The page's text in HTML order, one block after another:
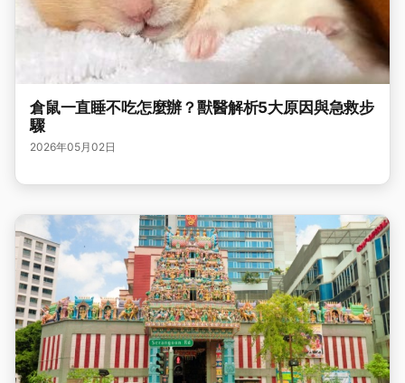
倉鼠一直睡不吃怎麼辦？獸醫解析5大原因與急救步
驟
2026年05月02日